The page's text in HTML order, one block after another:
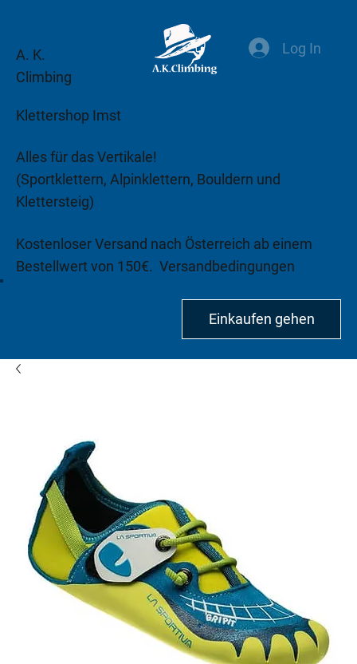
A. K.
Climbing
Klettershop Imst
Alles für das Vertikale!
(Sportklettern, Alpinklettern, Bouldern und
Klettersteig)
Kostenloser Versand nach Österreich ab einem
Bestellwert von 150€. Versandbedingungen
Log In
Einkaufen gehen